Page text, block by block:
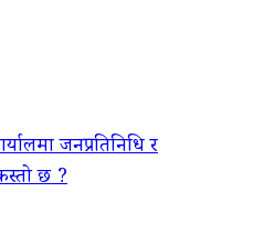
जनप्रतिनिधि र
छ ?